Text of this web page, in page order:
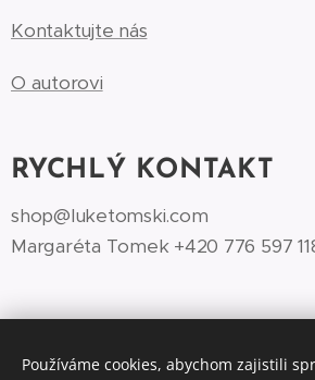
Kontaktujte nás
O autorovi
RYCHLÝ KONTAKT
shop@luketomski.com
Margaréta Tomek +420 776 597
Používáme cookies, abychom zajistili